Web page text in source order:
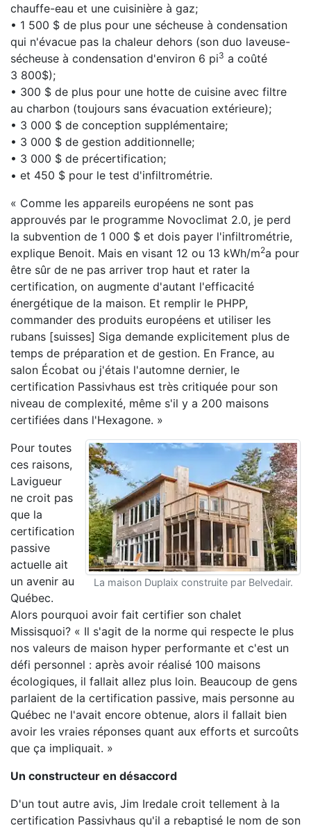
chauffe-eau et une cuisinière à gaz;
• 1 500 $ de plus pour une sécheuse à condensation
qui n'évacue pas la chaleur dehors (son duo laveuse-
sécheuse à condensation d'environ 6 pi3 a coûté
3 800$);
• 300 $ de plus pour une hotte de cuisine avec filtre
au charbon (toujours sans évacuation extérieure);
• 3 000 $ de conception supplémentaire;
• 3 000 $ de gestion additionnelle;
• 3 000 $ de précertification;
• et 450 $ pour le test d'infiltrométrie.
« Comme les appareils européens ne sont pas
approuvés par le programme Novoclimat 2.0, je perd
la subvention de 1 000 $ et dois payer l'infiltrométrie,
explique Benoit. Mais en visant 12 ou 13 kWh/m2a pour
être sûr de ne pas arriver trop haut et rater la
certification, on augmente d'autant l'efficacité
énergétique de la maison. Et remplir le PHPP,
commander des produits européens et utiliser les
rubans [suisses] Siga demande explicitement plus de
temps de préparation et de gestion. En France, au
salon Écobat ou j'étais l'automne dernier, le
certification Passivhaus est très critiquée pour son
niveau de complexité, même s'il y a 200 maisons
certifiées dans l'Hexagone. »
La maison Duplaix construite par Belvedair.
Pour toutes
ces raisons,
Lavigueur
ne croit pas
que la
certification
passive
actuelle ait
un avenir au
Québec.
Alors pourquoi avoir fait certifier son chalet
Missisquoi? « Il s'agit de la norme qui respecte le plus
nos valeurs de maison hyper performante et c'est un
défi personnel : après avoir réalisé 100 maisons
écologiques, il fallait allez plus loin. Beaucoup de gens
parlaient de la certification passive, mais personne au
Québec ne l'avait encore obtenue, alors il fallait bien
avoir les vraies réponses quant aux efforts et surcoûts
que ça impliquait. »
Un constructeur en désaccord
D'un tout autre avis, Jim Iredale croit tellement à la
certification Passivhaus qu'il a rebaptisé le nom de son